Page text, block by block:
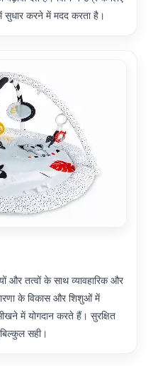
सुधार करने में मदद करता है।
और तत्वों के साथ व्यावहारिक और
के विकास और शिशुओं में
में योगदान करते हैं। सुरक्षित
सही।